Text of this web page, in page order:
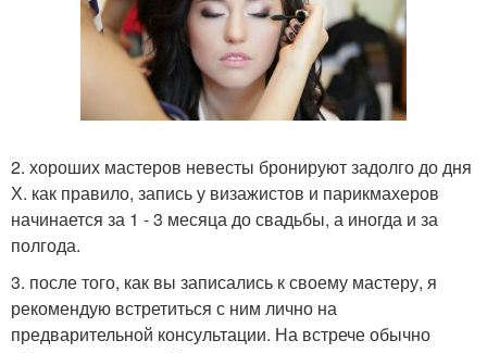
2. хороших мастеров невесты бронируют задолго до дня
Х. как правило, запись у визажистов и парикмахеров
начинается за 1 - 3 месяца до свадьбы, а иногда и за
полгода.
3. после того, как вы записались к своему мастеру, я
рекомендую встретиться с ним лично на
предварительной консультации. На встрече обычно